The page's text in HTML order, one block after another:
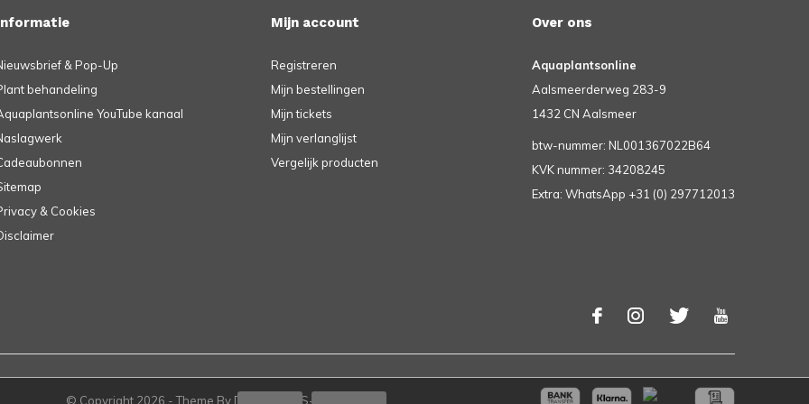
& Pop-Up
behandeling
YouTube kanaal
& Cookies
Mijn account
Registreren
Mijn bestellingen
Mijn tickets
Mijn verlanglijst
Vergelijk producten
Over ons
Aquaplantsonline
Aalsmeerderweg 283-9
1432 CN Aalsmeer
btw-nummer: NL001367022B64
KVK nummer: 34208245
Extra: WhatsApp +31 (0) 297712013
© Copyright 2026 - Theme By DMWS RSS-feed